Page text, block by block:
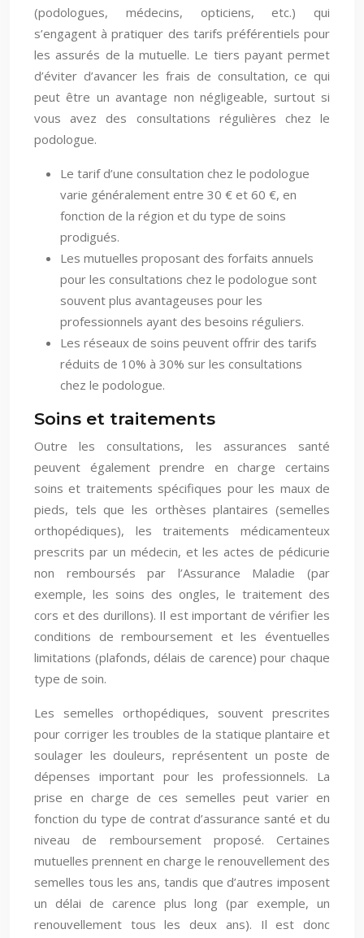
(podologues, médecins, opticiens, etc.) qui
s’engagent à pratiquer des tarifs préférentiels pour
les assurés de la mutuelle. Le tiers payant permet
d’éviter d’avancer les frais de consultation, ce qui
peut être un avantage non négligeable, surtout si
vous avez des consultations régulières chez le
podologue.
Le tarif d’une consultation chez le podologue
varie généralement entre 30 € et 60 €, en
fonction de la région et du type de soins
prodigués.
Les mutuelles proposant des forfaits annuels
pour les consultations chez le podologue sont
souvent plus avantageuses pour les
professionnels ayant des besoins réguliers.
Les réseaux de soins peuvent offrir des tarifs
réduits de 10% à 30% sur les consultations
chez le podologue.
Soins et traitements
Outre les consultations, les assurances santé
peuvent également prendre en charge certains
soins et traitements spécifiques pour les maux de
pieds, tels que les orthèses plantaires (semelles
orthopédiques), les traitements médicamenteux
prescrits par un médecin, et les actes de pédicurie
non remboursés par l’Assurance Maladie (par
exemple, les soins des ongles, le traitement des
cors et des durillons). Il est important de vérifier les
conditions de remboursement et les éventuelles
limitations (plafonds, délais de carence) pour chaque
type de soin.
Les semelles orthopédiques, souvent prescrites
pour corriger les troubles de la statique plantaire et
soulager les douleurs, représentent un poste de
dépenses important pour les professionnels. La
prise en charge de ces semelles peut varier en
fonction du type de contrat d’assurance santé et du
niveau de remboursement proposé. Certaines
mutuelles prennent en charge le renouvellement des
semelles tous les ans, tandis que d’autres imposent
un délai de carence plus long (par exemple, un
renouvellement tous les deux ans). Il est donc